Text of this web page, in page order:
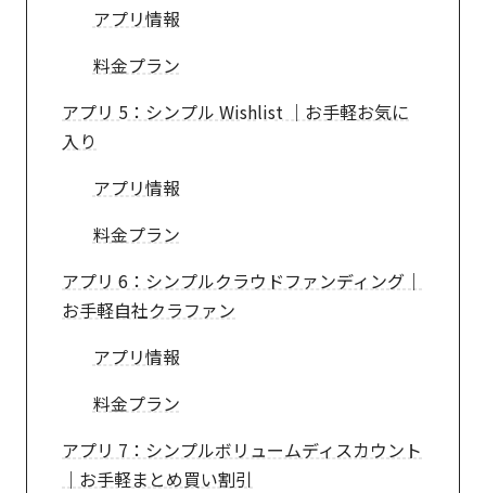
アプリ情報
料金プラン
アプリ 5：シンプル Wishlist ｜お手軽お気に
入り
アプリ情報
料金プラン
アプリ 6：シンプルクラウドファンディング｜
お手軽自社クラファン
アプリ情報
料金プラン
アプリ 7：シンプルボリュームディスカウント
｜お手軽まとめ買い割引